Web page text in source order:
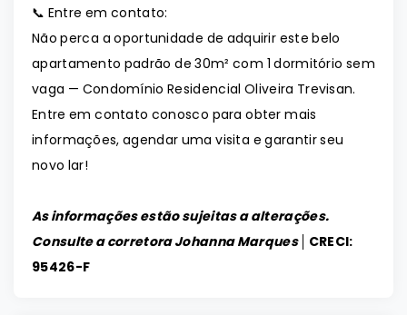
📞 Entre em contato:
Não perca a oportunidade de adquirir este belo
apartamento padrão de 30m² com 1 dormitório sem
vaga — Condomínio Residencial Oliveira Trevisan.
Entre em contato conosco para obter mais
informações, agendar uma visita e garantir seu
novo lar!
As informações estão sujeitas a alterações.
Consulte a corretora Johanna Marques │ CRECI:
95426-F